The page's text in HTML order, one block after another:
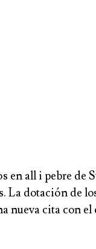
all i pebre de
dotación de
cita con